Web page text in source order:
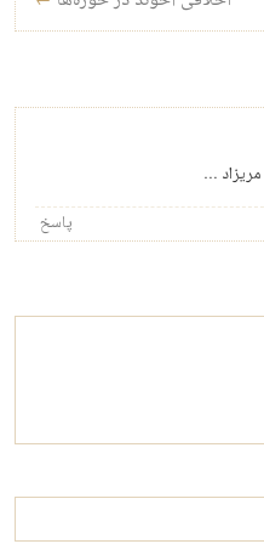
…
پاسخ